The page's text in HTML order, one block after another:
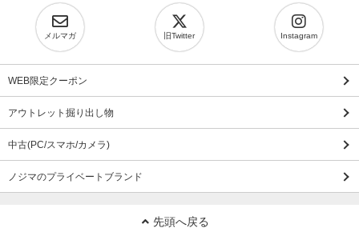
メルマガ 旧Twitter Instagram
WEB限定クーポン
アウトレット掘り出し物
中古(PC/スマホ/カメラ)
ノジマのプライベートブランド
先頭へ戻る